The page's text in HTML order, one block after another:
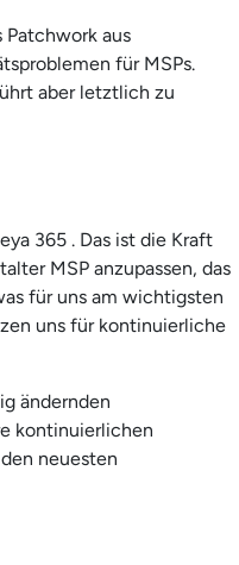
aus
für MSPs.
aber letztlich zu
365 . Das ist die Kraft
MSP anzupassen, das
für uns am wichtigsten
uns für kontinuierliche
ändernden
kontinuierlichen
neuesten